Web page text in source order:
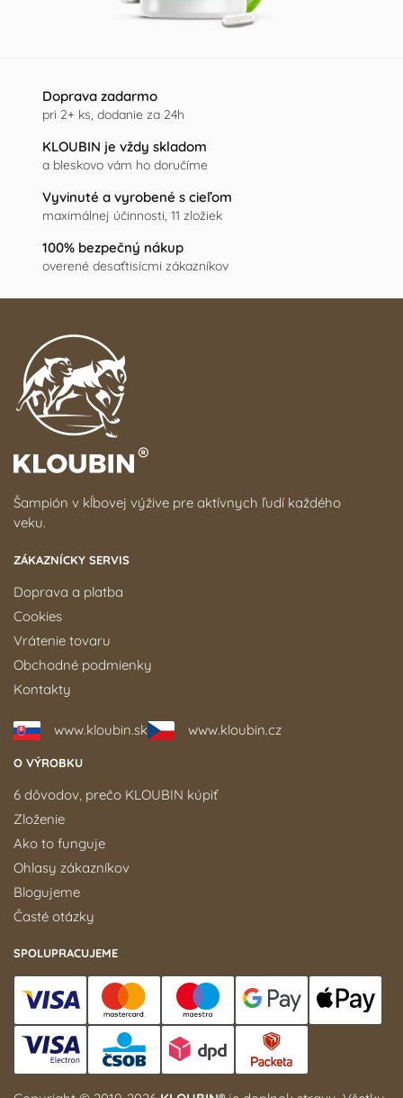
Doprava zadarmo
pri 2+ ks, dodanie za 24h
KLOUBIN je vždy skladom
a bleskovo vám ho doručíme
Vyvinuté a vyrobené s cieľom
maximálnej účinnosti, 11 zložiek
100% bezpečný nákup
overené desaťtisícmi zákazníkov
Šampión v kĺbovej výžive pre aktívnych ľudí každého
veku.
ZÁKAZNÍCKY SERVIS
Doprava a platba
Cookies
Vrátenie tovaru
Obchodné podmienky
Kontakty
www.kloubin.sk www.kloubin.cz
O VÝROBKU
6 dôvodov, prečo KLOUBIN kúpiť
Zloženie
Ako to funguje
Ohlasy zákazníkov
Blogujeme
Časté otázky
SPOLUPRACUJEME